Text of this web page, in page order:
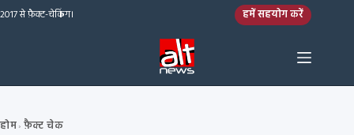
Skip to content
2017 से फ़ैक्ट-चेकिंग। हमें सहयोग करें
होम› फ़ैक्ट चेक